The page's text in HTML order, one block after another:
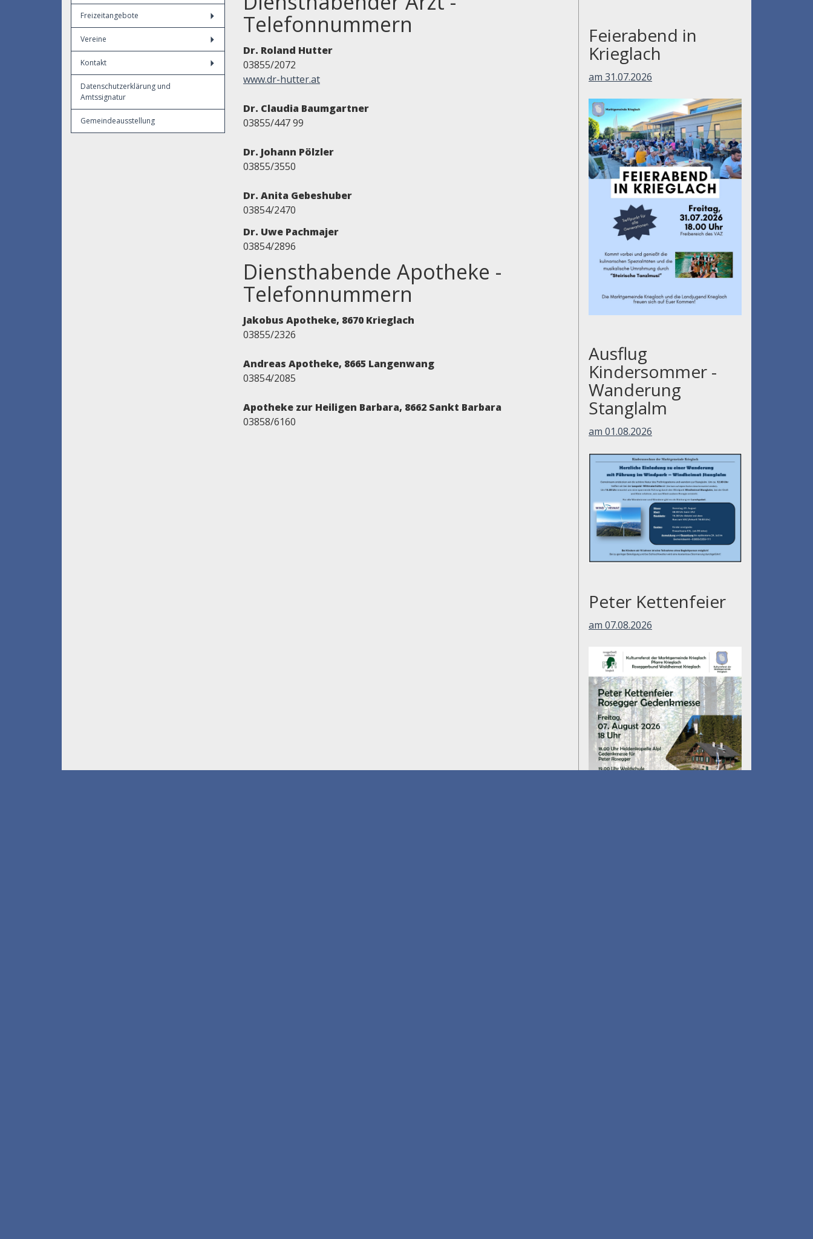
Freizeitangebote
Vereine
Kontakt
Datenschutzerklärung und
Amtssignatur
Gemeindeausstellung
Telefonnummern
Dr. Roland Hutter
03855/2072
www.dr-hutter.at
Dr. Claudia Baumgartner
03855/447 99
Dr. Johann Pölzler
03855/3550
Dr. Anita Gebeshuber
03854/2470
Dr. Uwe Pachmajer
03854/2896
Diensthabende Apotheke -
Telefonnummern
Jakobus Apotheke, 8670 Krieglach
03855/2326
Andreas Apotheke, 8665 Langenwang
03854/2085
Apotheke zur Heiligen Barbara, 8662 Sankt Barbara
03858/6160
Feierabend in
Krieglach
am 31.07.2026
Ausflug
Kindersommer -
Wanderung
Stanglalm
am 01.08.2026
Peter Kettenfeier
am 07.08.2026